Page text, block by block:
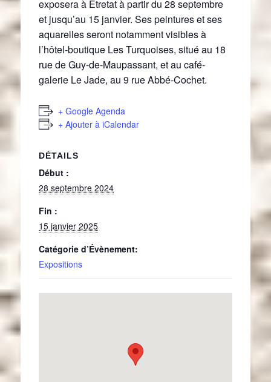
exposera à Etretat à partir du 28 septembre
et jusqu’au 15 janvier. Ses peintures et ses
aquarelles seront notamment visibles à
l’hôtel-boutique Les Turquoises, situé au 18
rue de Guy-de-Maupassant, et au café-
galerie Le Jade, au 9 rue Abbé-Cochet.
+ Google Agenda
+ Ajouter à iCalendar
DÉTAILS
Début :
28 septembre 2024
Fin :
15 janvier 2025
Catégorie d’Évènement:
Expositions